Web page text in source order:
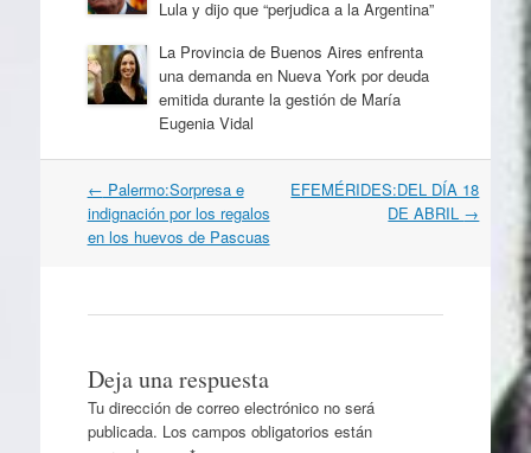
Lula y dijo que “perjudica a la Argentina”
La Provincia de Buenos Aires enfrenta
una demanda en Nueva York por deuda
emitida durante la gestión de María
Eugenia Vidal
Navegación
por
artículos
← Palermo:Sorpresa e
indignación por los regalos
en los huevos de Pascuas
EFEMÉRIDES:DEL DÍA 18
DE ABRIL →
Deja una respuesta
Tu dirección de correo electrónico no será
publicada. Los campos obligatorios están